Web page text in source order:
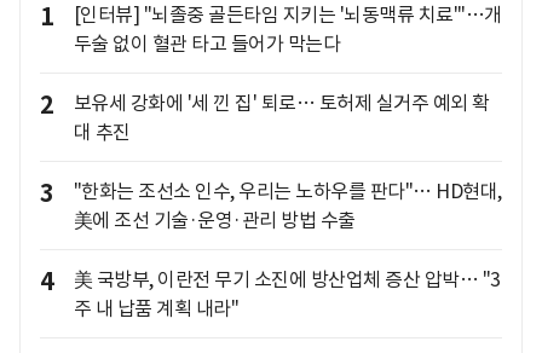
1
[인터뷰] "뇌졸중 골든타임 지키는 '뇌동맥류 치료'"…개
두술 없이 혈관 타고 들어가 막는다
2
보유세 강화에 '세 낀 집' 퇴로… 토허제 실거주 예외 확
대 추진
3
"한화는 조선소 인수, 우리는 노하우를 판다"… HD현대,
美에 조선 기술·운영·관리 방법 수출
4
美 국방부, 이란전 무기 소진에 방산업체 증산 압박… "3
주 내 납품 계획 내라"